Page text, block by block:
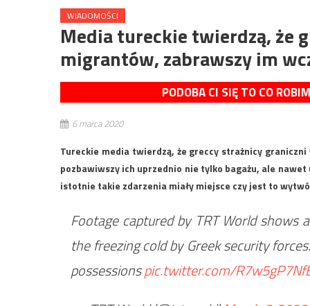
WIADOMOŚCI
Media tureckie twierdzą, że
migrantów, zabrawszy im
PODOBA CI SIĘ TO CO
6 marca 2020
Tureckie media twierdzą, że greccy strażnicy
pozbawiwszy ich uprzednio nie tylko bagażu, ale
istotnie takie zdarzenia miały miejsce czy jest to
Footage captured by TRT World shows
the freezing cold by Greek security
possessionspic.twitter.com/